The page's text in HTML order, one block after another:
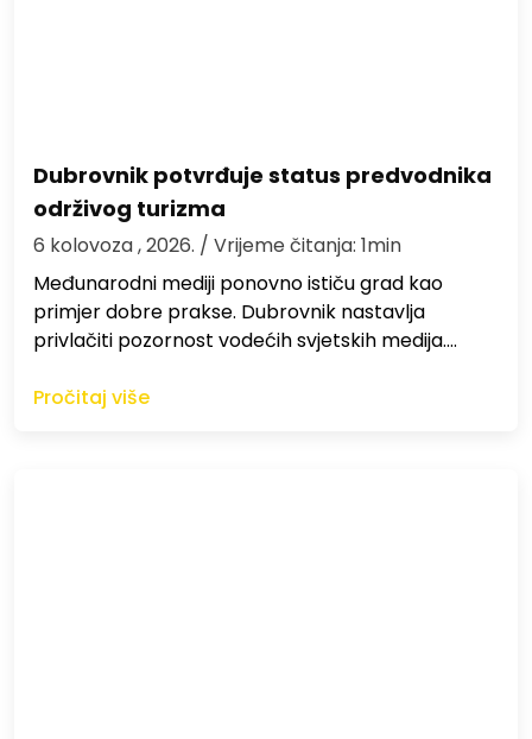
Dubrovnik potvrđuje status predvodnika
održivog turizma
6 kolovoza , 2026. / Vrijeme čitanja: 1min
Međunarodni mediji ponovno ističu grad kao
primjer dobre prakse. Dubrovnik nastavlja
privlačiti pozornost vodećih svjetskih medija.…
Pročitaj više